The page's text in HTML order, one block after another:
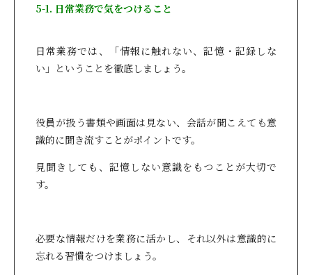
5-1. 日常業務で気をつけること
日常業務では、「情報に触れない、記憶・記録しな
い」ということを徹底しましょう。
役員が扱う書類や画面は見ない、会話が聞こえても意
識的に聞き流すことがポイントです。
見聞きしても、記憶しない意識をもつことが大切で
す。
必要な情報だけを業務に活かし、それ以外は意識的に
忘れる習慣をつけましょう。